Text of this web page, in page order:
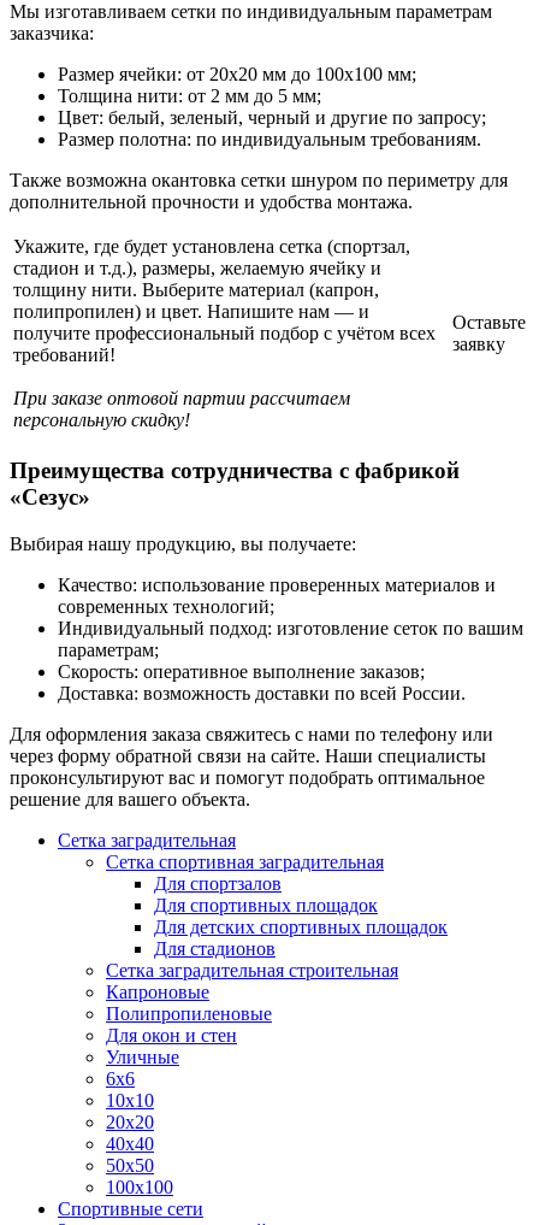
Мы изготавливаем сетки по индивидуальным параметрам
заказчика:
Размер ячейки: от 20x20 мм до 100x100 мм;
Толщина нити: от 2 мм до 5 мм;
Цвет: белый, зеленый, черный и другие по запросу;
Размер полотна: по индивидуальным требованиям.
Также возможна окантовка сетки шнуром по периметру для
дополнительной прочности и удобства монтажа.
Укажите, где будет установлена сетка (спортзал,
стадион и т.д.), размеры, желаемую ячейку и
толщину нити. Выберите материал (капрон,
полипропилен) и цвет. Напишите нам — и
получите профессиональный подбор с учётом всех
требований!
При заказе оптовой партии рассчитаем
персональную скидку!
Оставьте
заявку
Преимущества сотрудничества с фабрикой
«Сезус»
Выбирая нашу продукцию, вы получаете:
Качество: использование проверенных материалов и
современных технологий;
Индивидуальный подход: изготовление сеток по вашим
параметрам;
Скорость: оперативное выполнение заказов;
Доставка: возможность доставки по всей России.
Для оформления заказа свяжитесь с нами по телефону или
через форму обратной связи на сайте. Наши специалисты
проконсультируют вас и помогут подобрать оптимальное
решение для вашего объекта.
Сетка заградительная
Сетка спортивная заградительная
Для спортзалов
Для спортивных площадок
Для детских спортивных площадок
Для стадионов
Сетка заградительная строительная
Капроновые
Полипропиленовые
Для окон и стен
Уличные
6х6
10х10
20х20
40х40
50х50
100х100
Спортивные сети